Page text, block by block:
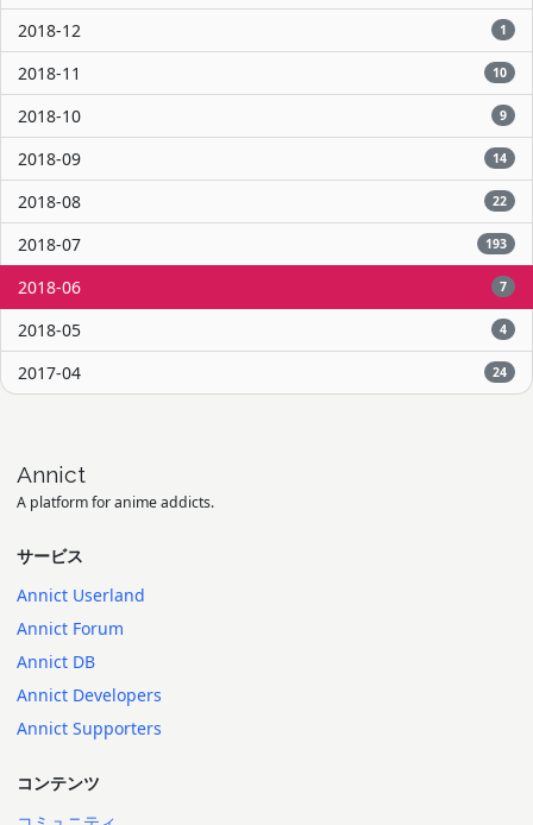
2018-12 1
2018-11 10
2018-10 9
2018-09 14
2018-08 22
2018-07 193
2018-06 7
2018-05 4
2017-04 24
Annict
A platform for anime addicts.
サービス
Annict Userland
Annict Forum
Annict DB
Annict Developers
Annict Supporters
コンテンツ